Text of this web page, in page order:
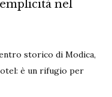
nel
storico di Modica,
è un rifugio per